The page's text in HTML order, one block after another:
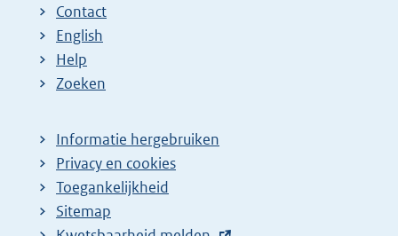
Contact
English
Help
Zoeken
Informatie hergebruiken
Privacy en cookies
Toegankelijkheid
Sitemap